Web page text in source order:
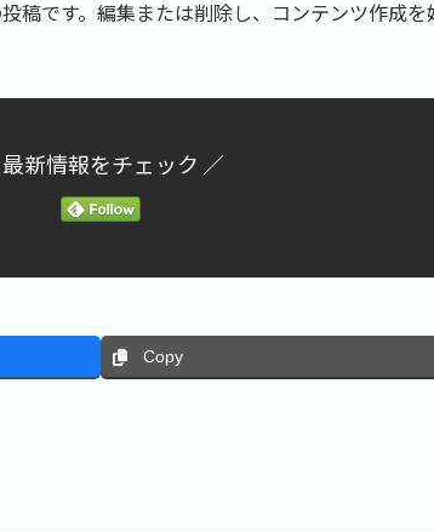
稿です。編集または削除し、コンテンツ作成を
新情報をチェック ／
Copy